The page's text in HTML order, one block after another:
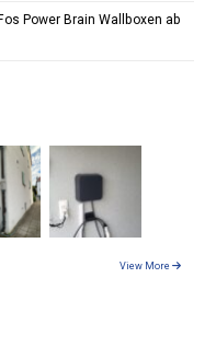
Power Brain Wallboxen ab
View More